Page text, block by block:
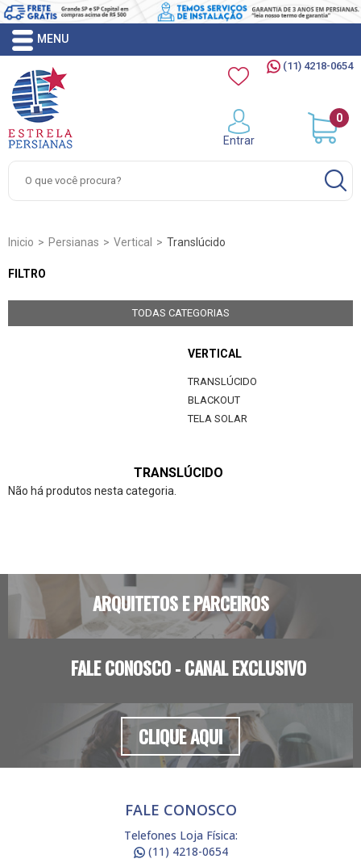
(11) 4218-0654
Entrar
0
Inicio Persianas Vertical Translúcido
FILTRO
TODAS CATEGORIAS
VERTICAL
TRANSLÚCIDO
BLACKOUT
TELA SOLAR
TRANSLÚCIDO
Não há produtos nesta categoria.
ARQUITETOS E PARCEIROS
FALE CONOSCO - CANAL EXCLUSIVO
CLIQUE AQUI
FALE CONOSCO
Telefones Loja Física:
(11) 4218-0654